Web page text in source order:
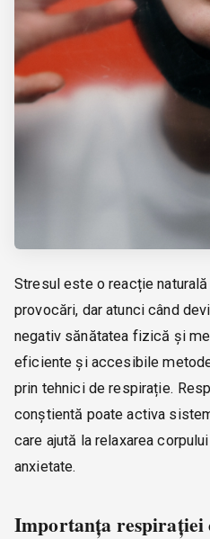
Stresul este o reacție
provocări, dar atunci când
negativ sănătatea fizică și
eficiente și accesibile
prin tehnici de respirație.
conștientă poate activa
care ajută la relaxarea
anxietate.
Importanța respirației